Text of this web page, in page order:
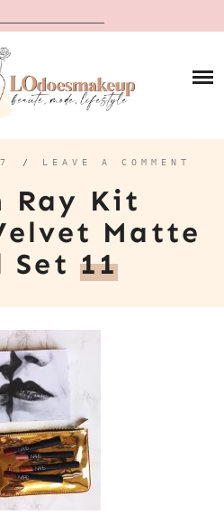
/ LEAVE A COMMENT
Ray Kit
Matte
Set 11